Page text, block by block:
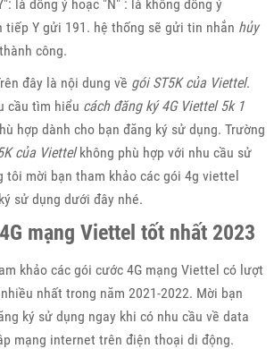
là đồng ý hoặc "N" : là không đồng ý
tiếp Y gửi 191. hệ thống sẽ gửi tin nhắn hủy
công.
đây là nội dung về gói ST5K của Viettel.
cầu tìm hiểu cách đăng ký 4G Viettel 5k 1
hợp dành cho bạn đăng ký sử dụng. Trường
của Viettelkhông phù hợp với nhu cầu sử
tôi mời bạn tham khảo các gói 4g viettel
sử dụng dưới đây nhé.
mạng Viettel tốt nhất 2023
khảo các gói cước 4G mạng Viettel có lượt
nhất trong năm 2021-2022. Mời bạn
ký sử dụng ngay khi có nhu cầu về data
mạng internet trên điện thoại di động.